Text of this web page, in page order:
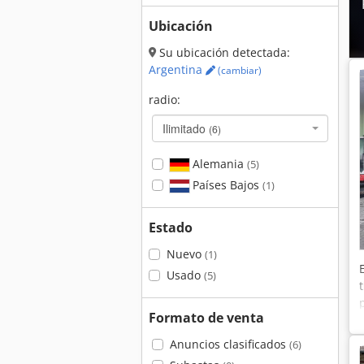
Ubicación
Su ubicación detectada:
Argentina
(cambiar)
radio:
Ilimitado (6)
Alemania (5)
Países Bajos (1)
Estado
Nuevo (1)
Usado (5)
Formato de venta
Anuncios clasificados (6)